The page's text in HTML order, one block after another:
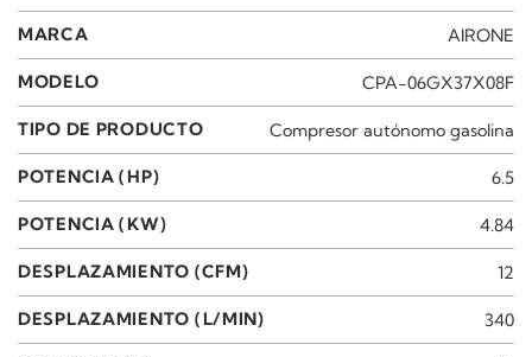
MARCA AIRONE
MODELO CPA-06GX37X08F
TIPO DE PRODUCTO Compresor autónomo gasolina
POTENCIA (HP) 6.5
POTENCIA (KW) 4.84
DESPLAZAMIENTO (CFM) 12
DESPLAZAMIENTO (L/MIN) 340